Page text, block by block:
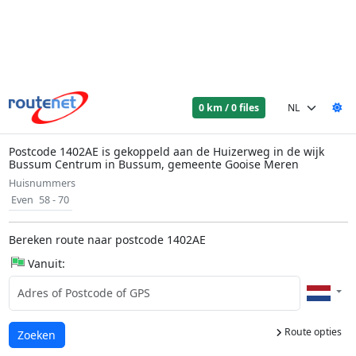
0 km / 0 files
Postcode 1402AE is gekoppeld aan de Huizerweg in de wijk
Bussum Centrum in Bussum, gemeente Gooise Meren
Huisnummers
Even 58 - 70
Bereken route naar postcode 1402AE
Vanuit:
Route opties
Laden...
Zoeken